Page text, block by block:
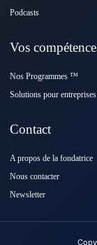
Podcasts
Vos
Nos Programmes ™️
Solutions pour entreprises
Contact
A propos de la fondatrice
Nous contacter
Newsletter